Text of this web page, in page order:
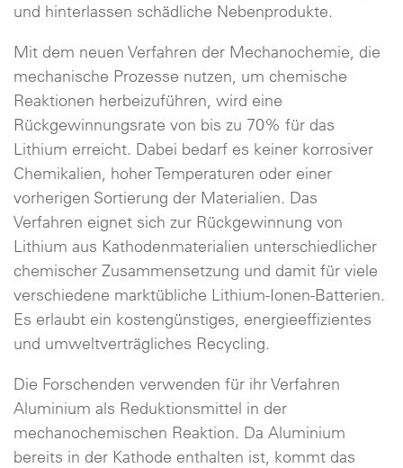
und hinterlassen schädliche Nebenprodukte.
Mit dem neuen Verfahren der Mechanochemie, die
mechanische Prozesse nutzen, um chemische
Reaktionen herbeizuführen, wird eine
Rückgewinnungsrate von bis zu 70% für das
Lithium erreicht. Dabei bedarf es keiner korrosiver
Chemikalien, hoher Temperaturen oder einer
vorherigen Sortierung der Materialien. Das
Verfahren eignet sich zur Rückgewinnung von
Lithium aus Kathodenmaterialien unterschiedlicher
chemischer Zusammensetzung und damit für viele
verschiedene marktübliche Lithium-Ionen-Batterien.
Es erlaubt ein kostengünstiges, energieeffizientes
und umweltverträgliches Recycling.
Die Forschenden verwenden für ihr Verfahren
Aluminium als Reduktionsmittel in der
mechanochemischen Reaktion. Da Aluminium
bereits in der Kathode enthalten ist, kommt das